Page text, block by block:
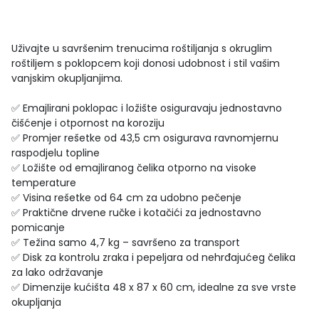
Uživajte u savršenim trenucima roštiljanja s okruglim
roštiljem s poklopcem koji donosi udobnost i stil vašim
vanjskim okupljanjima.
✅ Emajlirani poklopac i ložište osiguravaju jednostavno
čišćenje i otpornost na koroziju
✅ Promjer rešetke od 43,5 cm osigurava ravnomjernu
raspodjelu topline
✅ Ložište od emajliranog čelika otporno na visoke
temperature
✅ Visina rešetke od 64 cm za udobno pečenje
✅ Praktične drvene ručke i kotačići za jednostavno
pomicanje
✅ Težina samo 4,7 kg – savršeno za transport
✅ Disk za kontrolu zraka i pepeljara od nehrđajućeg čelika
za lako održavanje
✅ Dimenzije kućišta 48 x 87 x 60 cm, idealne za sve vrste
okupljanja